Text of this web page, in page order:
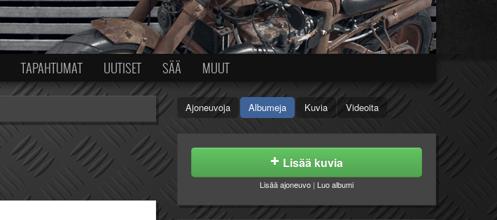
TAPAHTUMAT UUTISET SÄÄ MUUT
Ajoneuvoja Albumeja Kuvia Videoita
Lisää kuvia
Lisää ajoneuvo | Luo albumi